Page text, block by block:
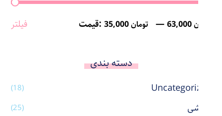
فیلتر قیمت: 35,000 تومان — 63,000 تومان
دسته بندی
Uncategorized
(18)
آرایشی (25)